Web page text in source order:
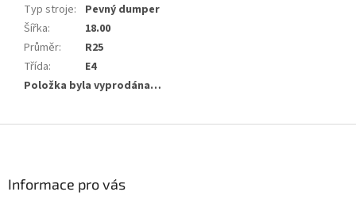
Typ stroje:
Pevný dumper
Šířka:
18.00
Průměr:
R25
Třída:
E4
Položka byla vyprodána…
Informace pro vás